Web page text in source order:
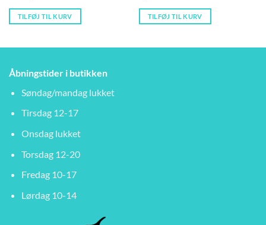
TILFØJ TIL KURV TILFØJ TIL KURV
Åbningstider i butikken
Søndag/mandag lukket
Tirsdag 12-17
Onsdag lukket
Torsdag 12-20
Fredag 10-17
Lørdag 10-14